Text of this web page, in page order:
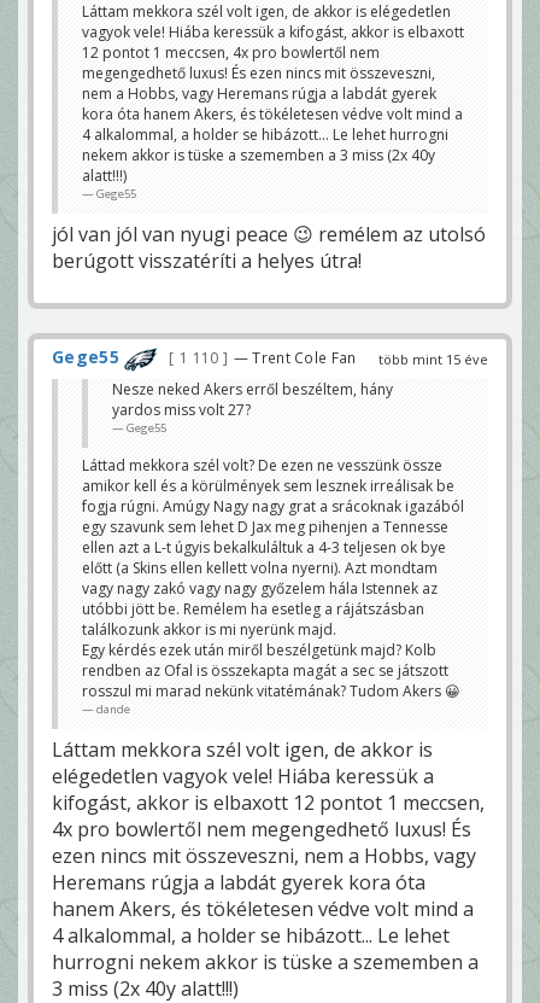
Láttam mekkora szél volt igen, de akkor is elégedetlen
vagyok vele! Hiába keressük a kifogást, akkor is elbaxott
12 pontot 1 meccsen, 4x pro bowlertől nem
megengedhető luxus! És ezen nincs mit összeveszni,
nem a Hobbs, vagy Heremans rúgja a labdát gyerek
kora óta hanem Akers, és tökéletesen védve volt mind a
4 alkalommal, a holder se hibázott... Le lehet hurrogni
nekem akkor is tüske a szememben a 3 miss (2x 40y
alatt!!!)
Gege55
jól van jól van nyugi peace 😉 remélem az utolsó
berúgott visszatéríti a helyes útra!
több mint 15 éve
Gege55 1 110 — Trent Cole Fan
Nesze neked Akers erről beszéltem, hány
yardos miss volt 27?
Gege55
Láttad mekkora szél volt? De ezen ne vesszünk össze
amikor kell és a körülmények sem lesznek irreálisak be
fogja rúgni. Amúgy Nagy nagy grat a srácoknak igazából
egy szavunk sem lehet D Jax meg pihenjen a Tennesse
ellen azt a L-t úgyis bekalkuláltuk a 4-3 teljesen ok bye
előtt (a Skins ellen kellett volna nyerni). Azt mondtam
vagy nagy zakó vagy nagy győzelem hála Istennek az
utóbbi jött be. Remélem ha esetleg a rájátszásban
találkozunk akkor is mi nyerünk majd.
Egy kérdés ezek után miről beszélgetünk majd? Kolb
rendben az Ofal is összekapta magát a sec se játszott
rosszul mi marad nekünk vitatémának? Tudom Akers 😀
dande
Láttam mekkora szél volt igen, de akkor is
elégedetlen vagyok vele! Hiába keressük a
kifogást, akkor is elbaxott 12 pontot 1 meccsen,
4x pro bowlertől nem megengedhető luxus! És
ezen nincs mit összeveszni, nem a Hobbs, vagy
Heremans rúgja a labdát gyerek kora óta
hanem Akers, és tökéletesen védve volt mind a
4 alkalommal, a holder se hibázott... Le lehet
hurrogni nekem akkor is tüske a szememben a
3 miss (2x 40y alatt!!!)